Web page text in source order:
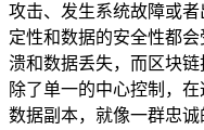
攻击、发生系统故障或
定性和数据的安全性都
溃和数据丢失，而区块
除了单一的中心控制，
数据副本，就像一群忠